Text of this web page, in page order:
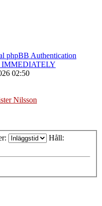
phpBB Authentication
IMMEDIATELY
02:50
Nilsson
Håll: